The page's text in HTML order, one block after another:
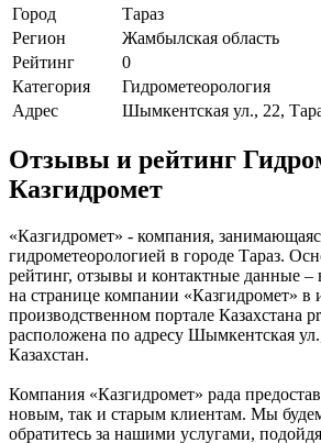
Город
Тараз
Регион
Жамбылская область
Рейтинг
0
Категория
Гидрометеорология
Адрес
Шымкентская ул., 22,
Отзывы и рейтинг
Казгидромет
«Казгидромет» - компания,
гидрометеорологией в городе Тараз.
рейтинг, отзывы и контактные данные –
на странице компании «Казгидромет»
производственном портале Казахстана
расположена по адресу Шымкентская
Казахстан.
Компания «Казгидромет» рада
новым, так и старым клиентам. Мы
обратитесь за нашими услугами,